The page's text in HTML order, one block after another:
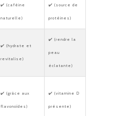
✔️ (caféine
naturelle)
✔️ (source de
protéines)
✔️ (hydrate et
revitalise)
✔️ (rendre la
peau
éclatante)
✔️ (grâce aux
flavonoïdes)
✔️ (vitamine D
présente)